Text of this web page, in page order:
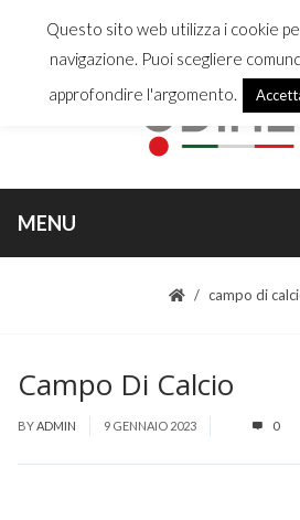
MENU
campo di
Campo Di Calcio
BYADMIN 9 GENNAIO 2023 0
Questo sito web utilizza i cookie
navigazione. Puoi scegliere
approfondire l'argomento.